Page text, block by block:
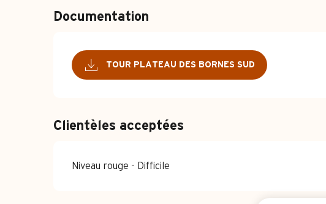
Documentation
TOUR PLATEAU DES BORNES SUD
Clientèles acceptées
Niveau rouge - Difficile